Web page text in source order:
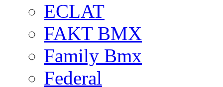
ECLAT
FAKT BMX
Family Bmx
Federal